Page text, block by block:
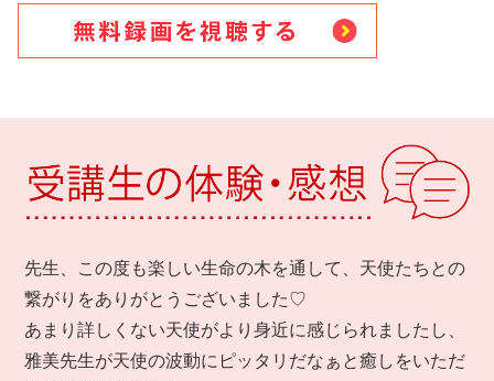
先生、この度も楽しい生命の木を通して、天使たちとの
繋がりをありがとうございました♡
あまり詳しくない天使がより身近に感じられましたし、
雅美先生が天使の波動にピッタリだなぁと癒しをいただ